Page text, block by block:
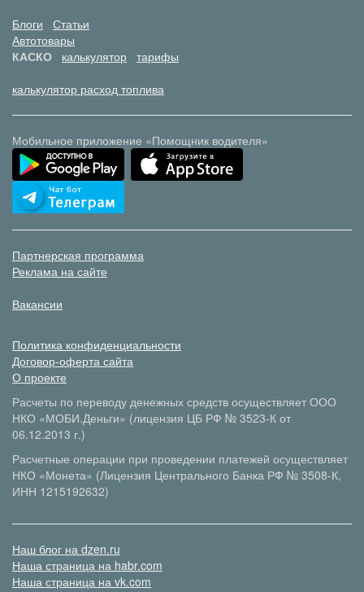
Блоги
Статьи
Автотовары
КАСКО
калькулятор тарифы
калькулятор расход топлива
Мобильное приложение «Помощник водителя»
Партнерская программа
Реклама на сайте
Вакансии
Политика конфиденциальности
Договор-оферта сайта
О проекте
Расчеты по переводу денежных средств осуществляет ООО
НКО «МОБИ.Деньги» (лицензия ЦБ РФ № 3523-К от
06.12.2013 г.)
Расчетные операции при проведении платежей осуществляет
НКО «Монета» (Лицензия Центрального Банка РФ № 3508-К,
ИНН 1215192632)
Наш блог на dzen.ru
Наша страница на habr.com
Наша страница на vk.com